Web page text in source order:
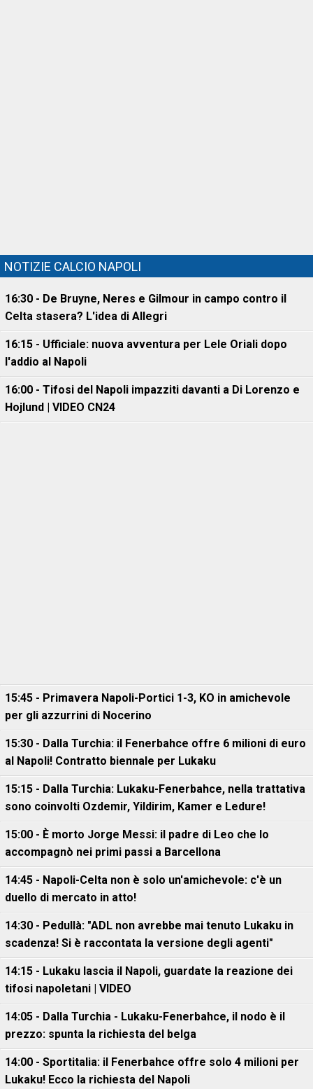
NOTIZIE CALCIO NAPOLI
16:30 - De Bruyne, Neres e Gilmour in campo contro il
Celta stasera? L'idea di Allegri
16:15 - Ufficiale: nuova avventura per Lele Oriali dopo
l'addio al Napoli
16:00 - Tifosi del Napoli impazziti davanti a Di Lorenzo e
Hojlund | VIDEO CN24
15:45 - Primavera Napoli-Portici 1-3, KO in amichevole
per gli azzurrini di Nocerino
15:30 - Dalla Turchia: il Fenerbahce offre 6 milioni di euro
al Napoli! Contratto biennale per Lukaku
15:15 - Dalla Turchia: Lukaku-Fenerbahce, nella trattativa
sono coinvolti Ozdemir, Yildirim, Kamer e Ledure!
15:00 - È morto Jorge Messi: il padre di Leo che lo
accompagnò nei primi passi a Barcellona
14:45 - Napoli-Celta non è solo un'amichevole: c'è un
duello di mercato in atto!
14:30 - Pedullà: "ADL non avrebbe mai tenuto Lukaku in
scadenza! Si è raccontata la versione degli agenti"
14:15 - Lukaku lascia il Napoli, guardate la reazione dei
tifosi napoletani | VIDEO
14:05 - Dalla Turchia - Lukaku-Fenerbahce, il nodo è il
prezzo: spunta la richiesta del belga
14:00 - Sportitalia: il Fenerbahce offre solo 4 milioni per
Lukaku! Ecco la richiesta del Napoli